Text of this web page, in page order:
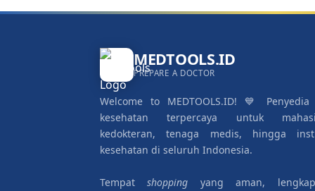
MEDTOOLS.ID
PREPARE A DOCTOR
Welcome to MEDTOOLS.ID! 💙
kesehatan terpercaya untuk
kedokteran, tenaga medis, hingga
kesehatan di seluruh Indonesia.
Tempatshopping yang aman,